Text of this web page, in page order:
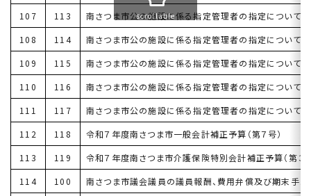
107
113
南さつま市公の施設に係る指定管理者の指定について
108
114
南さつま市公の施設に係る指定管理者の指定について
109
115
南さつま市公の施設に係る指定管理者の指定について
110
116
南さつま市公の施設に係る指定管理者の指定について
111
117
南さつま市公の施設に係る指定管理者の指定について
112
118
令和７年度南さつま市一般会計補正予算（第７号）
113
119
令和７年度南さつま市介護保険特別会計補正予算（第３
114
100
南さつま市議会議員の議員報酬、費用弁償及び期末手
scrollable